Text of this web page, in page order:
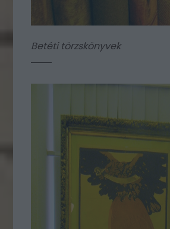
Betéti törzskönyvek